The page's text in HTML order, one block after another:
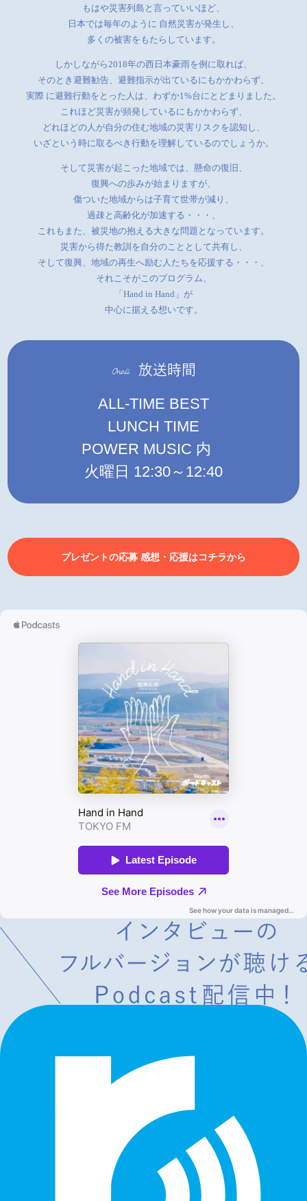
もはや災害列島と言っていいほど、
日本では毎年のように 自然災害が発生し、
多くの被害をもたらしています。
しかしながら2018年の西日本豪雨を例に取れば、
そのとき避難勧告、避難指示が出ているにもかかわらず、
実際 に避難行動をとった人は、わずか1%台にとどまりました。
これほど災害が頻発しているにもかかわらず、
どれほどの人が自分の住む地域の災害リスクを認知し、
いざという時に取るべき行動を理解しているのでしょうか。
そして災害が起こった地域では、懸命の復旧、
復興への歩みが始まりますが、
傷ついた地域からは子育て世帯が減り、
過疎と高齢化が加速する・・・、
これもまた、被災地の抱える大きな問題となっています。
災害から得た教訓を自分のこととして共有し、
そして復興、地域の再生へ励む人たちを応援する・・・、
それこそがこのプログラム、
「Hand in Hand」が
中心に据える想いです。
ALL-TIME BEST
LUNCH TIME
POWER MUSIC 内
火曜日 12:30～12:40
プレゼントの応募 感想・応援はコチラから